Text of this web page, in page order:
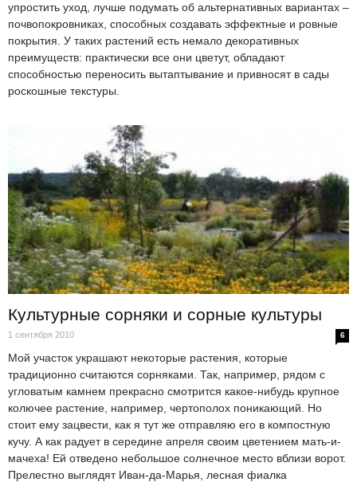
упростить уход, лучше подумать об альтернативных вариантах –
почвопокровниках, способных создавать эффектные и ровные
покрытия. У таких растений есть немало декоративных
преимуществ: практически все они цветут, обладают
способностью переносить вытаптывание и привносят в сады
роскошные текстуры.
Культурные сорняки и сорные культуры
1 сентября 2010 6
Мой участок украшают некоторые растения, которые
традиционно считаются сорняками. Так, например, рядом с
угловатым камнем прекрасно смотрится какое-нибудь крупное
колючее растение, например, чертополох поникающий. Но
стоит ему зацвести, как я тут же отправляю его в компостную
кучу. А как радует в середине апреля своим цветением мать-и-
мачеха! Ей отведено небольшое солнечное место вблизи ворот.
Прелестно выглядят Иван-да-Марья, лесная фиалка